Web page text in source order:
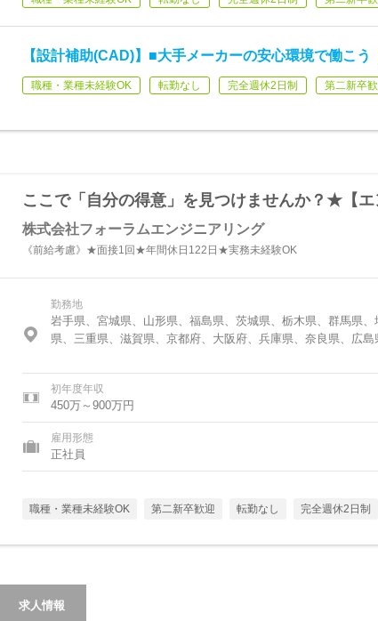
【設計補助(CAD)】■大手メーカーの安心環境で働こう
職種・業種未経験OK 転勤なし 完全週休2日制 第二新卒
ここで「自分の得意」を見つけませんか？★【エ
株式会社フォーラムエンジニアリング
《前給考慮》★面接1回★年間休日122日★実務未経験OK
勤務地
岩手県、宮城県、山形県、福島県、茨城県、栃木県、群馬県
県、三重県、滋賀県、京都府、大阪府、兵庫県、奈良県、広
初年度年収
450万～900万円
雇用形態
正社員
職種・業種未経験OK 第二新卒歓迎 転勤なし 完全週休2日制
求人情報